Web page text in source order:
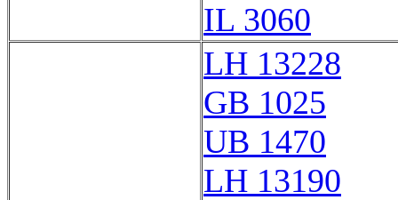
IL 3060
LH 13228
GB 1025
UB 1470
LH 13190